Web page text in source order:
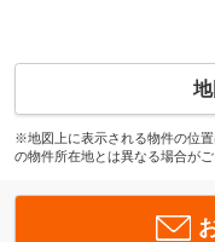
※地図上に表示される物件の位
の物件所在地とは異なる場合がご